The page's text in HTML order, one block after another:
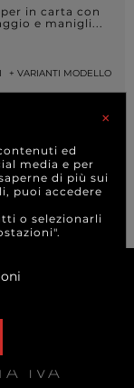
in carta con
e manigli...
+ VARIANTI MODELLO
IVA
×
ed
media e per
di più sui
puoi accedere
o selezionarli